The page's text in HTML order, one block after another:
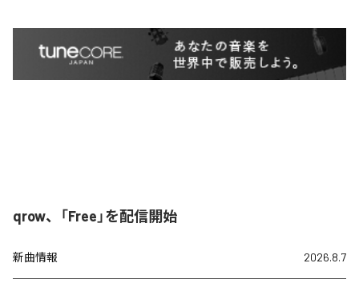
qrow、「Free」を配信開始
新曲情報 2026.8.7